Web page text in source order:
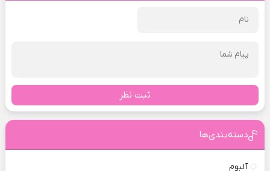
ثبت نظر
دسته‌بندی‌ها
آلبوم